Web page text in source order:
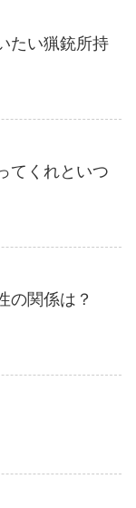
たい猟銃所持
てくれといつ
の関係は？